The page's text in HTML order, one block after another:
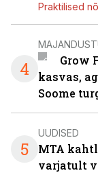
Praktilised
4
Grow
kasvas,
Soome
5
UUDISED
MTA
varjatult